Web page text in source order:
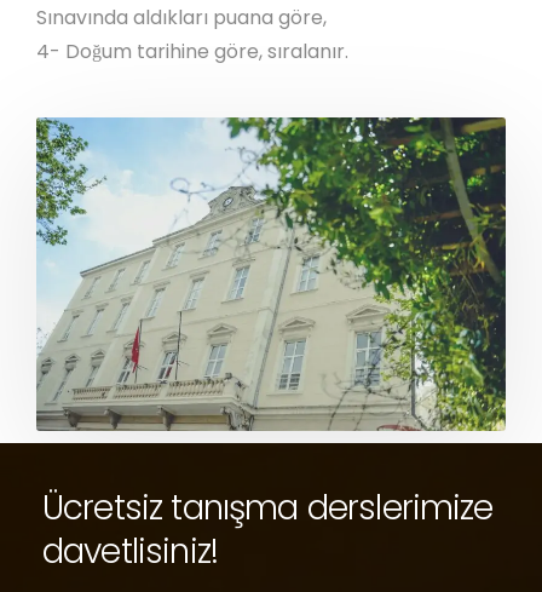
Sınavında aldıkları puana göre,
4- Doğum tarihine göre, sıralanır.
Ücretsiz tanışma derslerimize
davetlisiniz!